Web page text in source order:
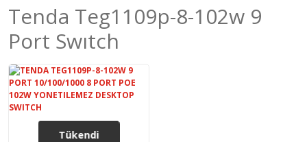
Tenda Teg1109p-8-102w 9
Port Swıtch
Tükendi